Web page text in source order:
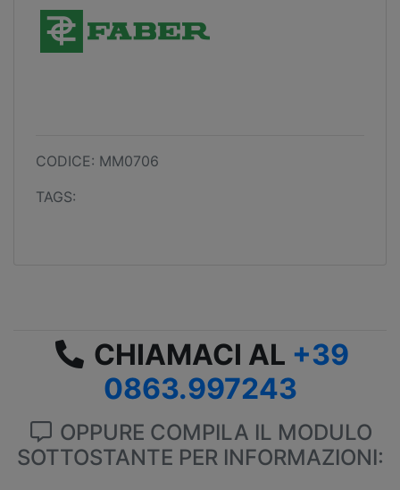
CODICE: MM0706
TAGS:
CHIAMACI AL +39
0863.997243
OPPURE COMPILA IL MODULO
SOTTOSTANTE PER INFORMAZIONI: